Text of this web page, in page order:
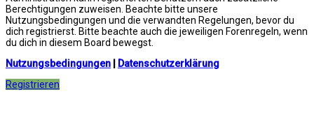
Berechtigungen zuweisen. Beachte bitte unsere
Nutzungsbedingungen und die verwandten Regelungen, bevor du
dich registrierst. Bitte beachte auch die jeweiligen Forenregeln, wenn
du dich in diesem Board bewegst.
Nutzungsbedingungen
Datenschutzerklärung
Registrieren